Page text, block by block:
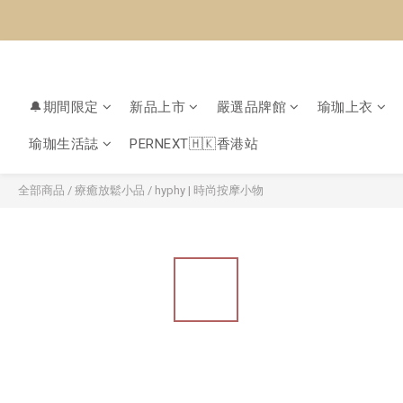
🔔期間限定 新品上市 嚴選品牌館 瑜珈上衣
瑜珈生活誌 PERNEXT🇭🇰香港站
全部商品 / 療癒放鬆小品 / hyphy | 時尚按摩小物